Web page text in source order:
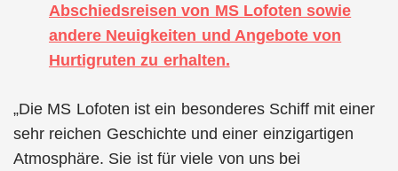
Abschiedsreisen von MS Lofoten sowie
andere Neuigkeiten und Angebote von
Hurtigruten zu erhalten.
„Die MS Lofoten ist ein besonderes Schiff mit einer
sehr reichen Geschichte und einer einzigartigen
Atmosphäre. Sie ist für viele von uns bei